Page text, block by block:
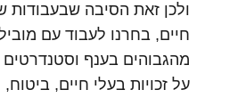
ולכן זאת הסיבה שבעבודות
חיים, בחרנו לעבוד עם
מהגבוהים בענף וסטנדרטים
על זכויות בעלי חיים,